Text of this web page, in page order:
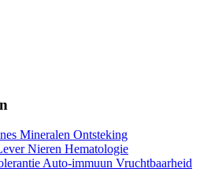
Mineralen Ontsteking
Nieren Hematologie
Auto-immuun Vruchtbaarheid